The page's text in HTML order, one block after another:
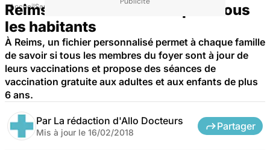
AccueilSanté
Reims : un suivi vaccinal pour tous
les habitants
À Reims, un fichier personnalisé permet à chaque famille
de savoir si tous les membres du foyer sont à jour de
leurs vaccinations et propose des séances de
vaccination gratuite aux adultes et aux enfants de plus
6 ans.
Par La rédaction d'Allo Docteurs
Mis à jour le 16/02/2018
Partager